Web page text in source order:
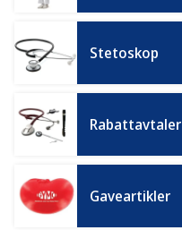
Stetoskop
Rabattavtaler
Gaveartikler